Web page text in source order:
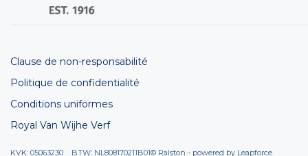
Clause de non-responsabilité
Politique de confidentialité
Conditions uniformes
Royal Van Wijhe Verf
KVK: 05063230 BTW: NL808170211B01© Ralston - powered by Leapforce